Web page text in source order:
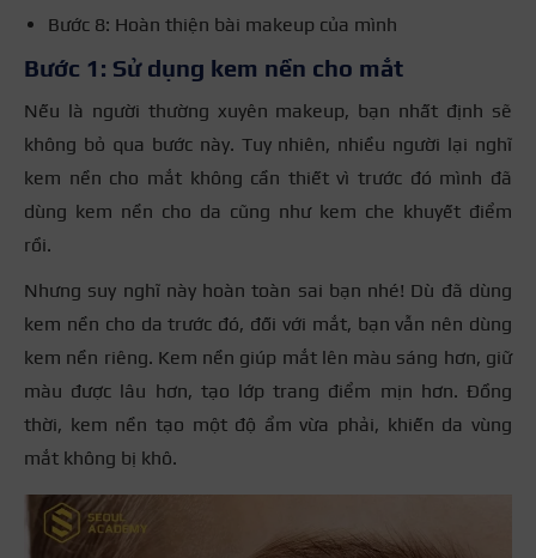
Bước 8: Hoàn thiện bài makeup của mình
Bước 1: Sử dụng kem nền cho mắt
Nếu là người thường xuyên makeup, bạn nhất định sẽ
không bỏ qua bước này. Tuy nhiên, nhiều người lại nghĩ
kem nền cho mắt không cần thiết vì trước đó mình đã
dùng kem nền cho da cũng như kem che khuyết điểm
rồi.
Nhưng suy nghĩ này hoàn toàn sai bạn nhé! Dù đã dùng
kem nền cho da trước đó, đối với mắt, bạn vẫn nên dùng
kem nền riêng. Kem nền giúp mắt lên màu sáng hơn, giữ
màu được lâu hơn, tạo lớp trang điểm mịn hơn. Đồng
thời, kem nền tạo một độ ẩm vừa phải, khiến da vùng
mắt không bị khô.